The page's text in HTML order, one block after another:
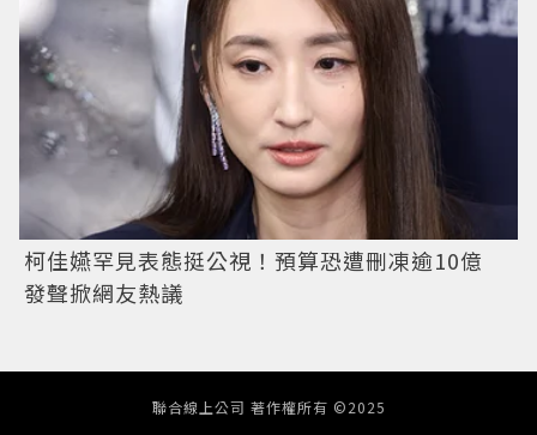
柯佳嬿罕見表態挺公視！預算恐遭刪凍逾10億
發聲掀網友熱議
聯合線上公司 著作權所有 ©2025